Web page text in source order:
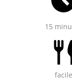
15
facile